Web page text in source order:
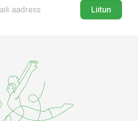
Liitun